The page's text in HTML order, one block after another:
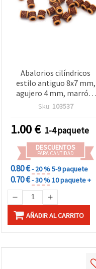
Abalorios cilíndricos
estilo antiguo 8x7 mm,
agujero 4 mm, marrón,
acrílico - 50 g (~210 uds)
Sku: 103537
1.00€ 1-4 paquete
DESCUENTOS
PARA CANTIDAD
0.80 €- 20 %5-9 paquete
0.70 €- 30 %10 paquete +
AÑADIR AL CARRITO